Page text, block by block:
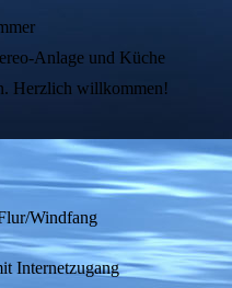
Anlage und Küche
Herzlich willkommen!
Windfang
Internetzugang